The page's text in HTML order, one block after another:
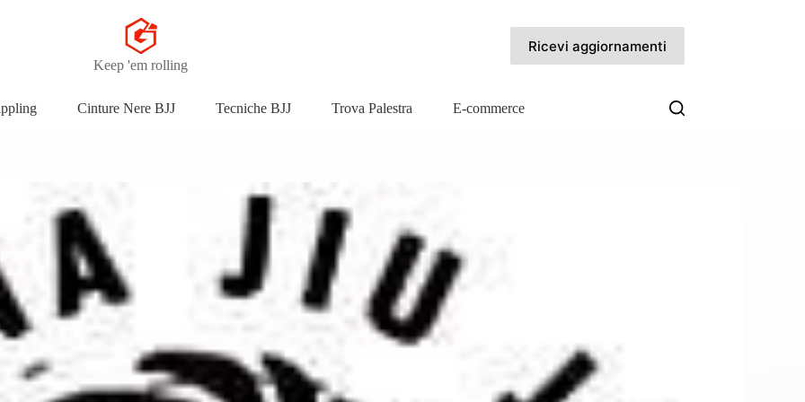
Keep 'em rolling
Ricevi aggiornamenti
Cinture Nere BJJ Tecniche BJJ Trova Palestra E-commerce